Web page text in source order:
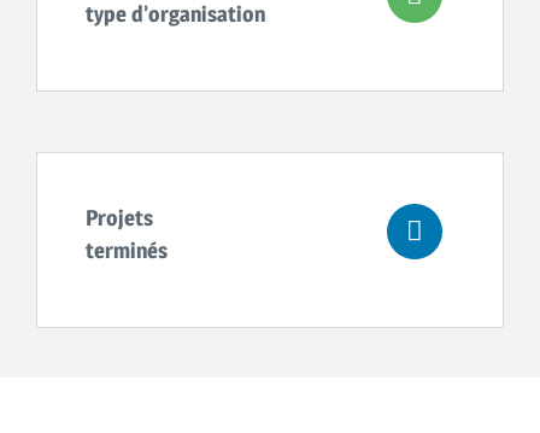
type d’organisation
Projets
terminés